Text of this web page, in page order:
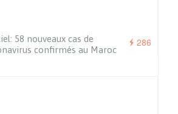
286
58 nouveaux cas de
confirmés au Maroc